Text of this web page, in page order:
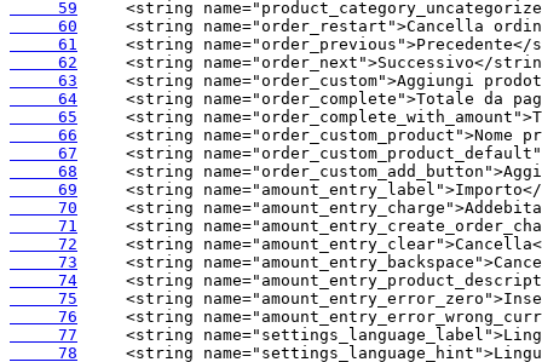
     59
     60
     61
     62
     63
     64
     65
     66
     67
     68
     69
     70
     71
     72
     73
     74
     75
     76
     77
     78